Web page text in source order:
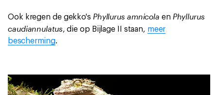
Ook kregen de gekko's Phyllurus amnicola en Phyllurus
caudiannulatus, die op Bijlage II staan, meer
bescherming.